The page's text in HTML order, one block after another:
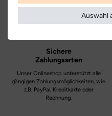
Farbe:
Verschluss:
Weite:
Membran:
Sichere
Zahlungsarten
Unser Onlineshop unterstützt alle
gängigen Zahlungsmöglichkeiten, wie
z.B. PayPal, Kreditkarte oder
Rechnung.
Auswahl